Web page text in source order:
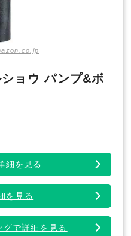
ョウ パンプ&ボ
細を見る
を見る
で詳細を見る